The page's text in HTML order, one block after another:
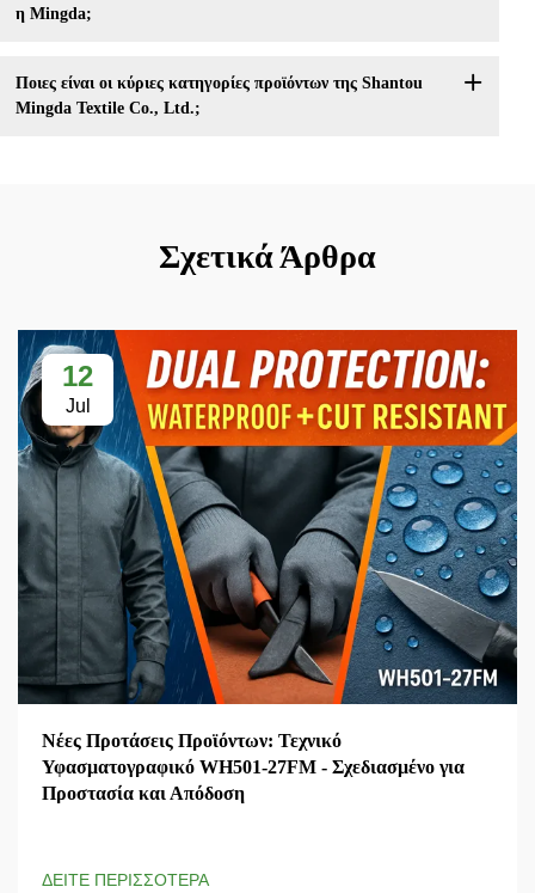
η Mingda;
Ποιες είναι οι κύριες κατηγορίες προϊόντων της Shantou
Mingda Textile Co., Ltd.;
Σχετικά Άρθρα
12
Jul
Νέες Προτάσεις Προϊόντων: Τεχνικό
Υφασματογραφικό WH501-27FM - Σχεδιασμένο για
Προστασία και Απόδοση
ΔΕΙΤΕ ΠΕΡΙΣΣΟΤΕΡΑ